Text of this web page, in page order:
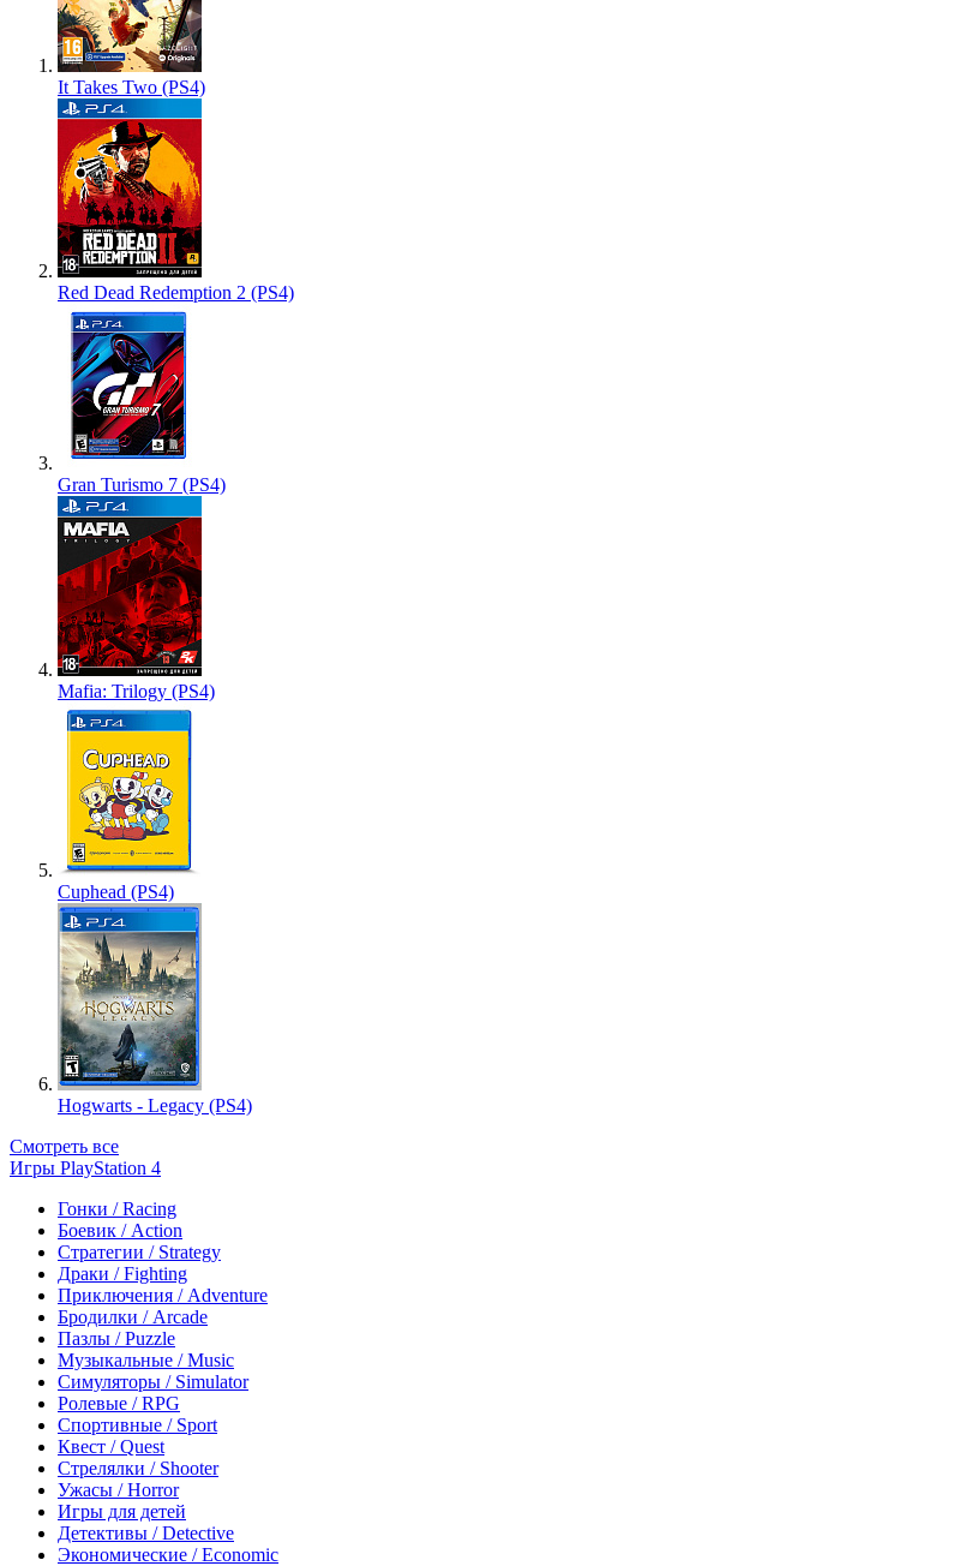
It Takes Two (PS4)
Red Dead Redemption 2 (PS4)
Gran Turismo 7 (PS4)
Mafia: Trilogy (PS4)
Cuphead (PS4)
Hogwarts - Legacy (PS4)
Смотреть все
Игры PlayStation 4
Гонки / Racing
Боевик / Action
Стратегии / Strategy
Драки / Fighting
Приключения / Adventure
Бродилки / Arcade
Пазлы / Puzzle
Музыкальные / Music
Симуляторы / Simulator
Ролевые / RPG
Спортивные / Sport
Квест / Quest
Стрелялки / Shooter
Ужасы / Horror
Игры для детей
Детективы / Detective
Экономические / Economic